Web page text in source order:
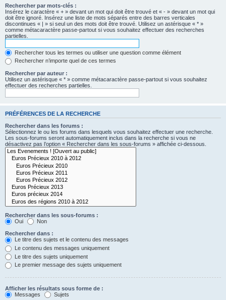
Rechercher par mots-clés :
Insérez le caractère « + » devant un mot qui doit être trouvé et « - » devant un mot qui
doit être ignoré. Insérez une liste de mots séparés entre des barres verticales
discontinues « | » si seul un des mots doit être trouvé. Utilisez un astérisque « * »
comme métacaractère passe-partout si vous souhaitez effectuer des recherches
partielles.
Rechercher tous les termes ou utiliser une question comme élément
Rechercher n’importe quel de ces termes
Rechercher par auteur :
Utilisez un astérisque « * » comme métacaractère passe-partout si vous souhaitez
effectuer des recherches partielles.
PRÉFÉRENCES DE LA RECHERCHE
Rechercher dans les forums :
Sélectionnez le ou les forums dans lesquels vous souhaitez effectuer une recherche.
Les sous-forums seront automatiquement inclus dans la recherche si vous ne
désactivez pas l’option « Rechercher dans les sous-forums » affichée ci-dessous.
Rechercher dans les sous-forums :
Oui
Non
Rechercher dans :
Le titre des sujets et le contenu des messages
Le contenu des messages uniquement
Le titre des sujets uniquement
Le premier message des sujets uniquement
Afficher les résultats sous forme de :
Messages
Sujets